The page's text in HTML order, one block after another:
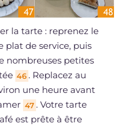
la tarte : reprenez le
plat de service, puis
nombreuses petites
46 . Replacez au
une heure avant
47 . Votre tarte
est prête à être